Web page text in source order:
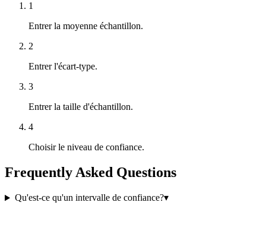
1
Entrer la moyenne échantillon.
2
Entrer l'écart-type.
3
Entrer la taille d'échantillon.
4
Choisir le niveau de confiance.
Frequently Asked Questions
Qu'est-ce qu'un intervalle de confiance?▾